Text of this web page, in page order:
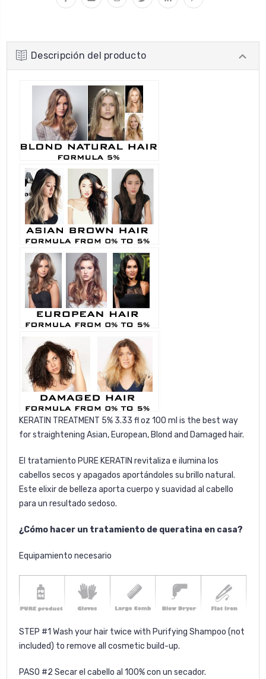
Descripción del producto
KERATIN TREATMENT 5% 3.33 fl oz 100 ml is the best way
for straightening Asian, European, Blond and Damaged hair.
El tratamiento PURE KERATIN revitaliza e ilumina los
cabellos secos y apagados aportándoles su brillo natural.
Este elixir de belleza aporta cuerpo y suavidad al cabello
para un resultado sedoso.
¿Cómo hacer un tratamiento de queratina en casa?
Equipamiento necesario
STEP #1 Wash your hair twice with Purifying Shampoo (not
included) to remove all cosmetic build-up.
PASO #2 Secar el cabello al 100% con un secador.